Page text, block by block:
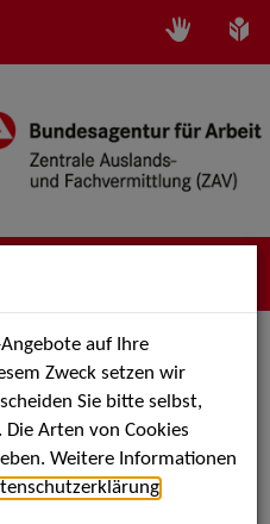
Aktionen für Kinder und
Street Art verwandelt den
auf Ihre
Zweck setzen wir
Sie bitte selbst,
Die Arten von Cookies
Weitere Informationen